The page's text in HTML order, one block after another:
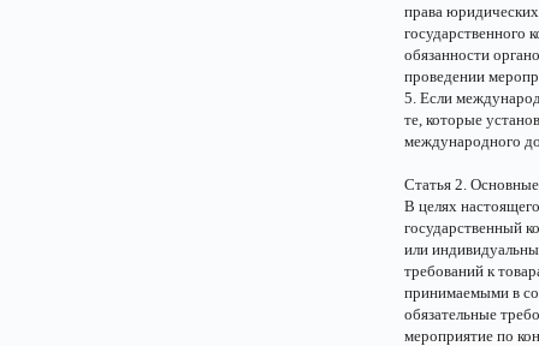
права
государственного
обязанности
проведении
5. Если
те, которые
международного
Статья 2.
В целях
государственный
или
требований к
принимаемыми в
обязательные
мероприятие по